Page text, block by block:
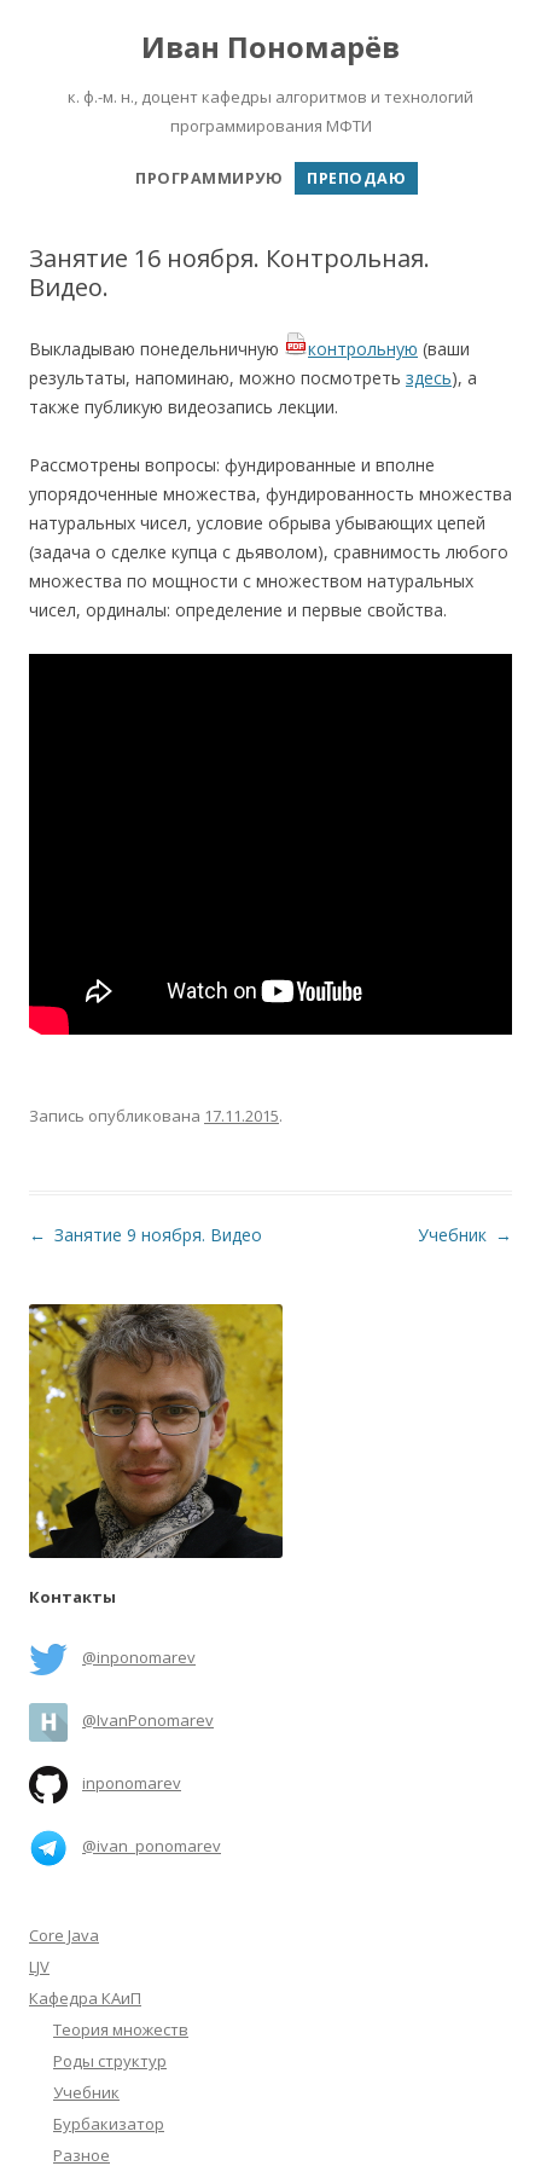
Иван Пономарёв
к. ф.-м. н., доцент кафедры алгоритмов и технологий
программирования МФТИ
Перейти к содержимому
ПРОГРАММИРУЮ ПРЕПОДАЮ
Занятие 16 ноября. Контрольная.
Видео.
Выкладываю понедельничную контрольную (ваши
результаты, напоминаю, можно посмотреть здесь), а
также публикую видеозапись лекции.
Рассмотрены вопросы: фундированные и вполне
упорядоченные множества, фундированность множества
натуральных чисел, условие обрыва убывающих цепей
(задача о сделке купца с дьяволом), сравнимость любого
множества по мощности с множеством натуральных
чисел, ординалы: определение и первые свойства.
Запись опубликована 17.11.2015.
Навигация по записям
← Занятие 9 ноября. Видео Учебник →
Контакты
@inponomarev
@IvanPonomarev
inponomarev
@ivan_ponomarev
Core Java
LJV
Кафедра КАиП
Теория множеств
Роды структур
Учебник
Бурбакизатор
Разное